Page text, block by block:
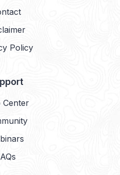
Policy
Center